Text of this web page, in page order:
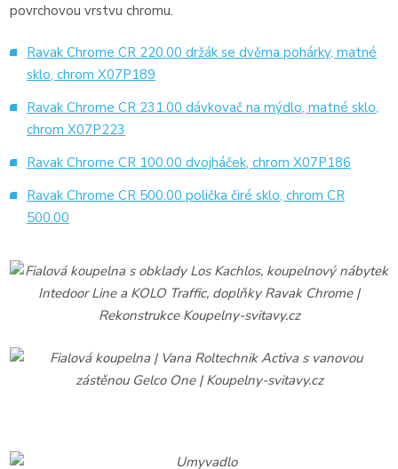
povrchovou vrstvu chromu.
Ravak Chrome CR 220.00 držák se dvěma pohárky, matné
sklo, chrom X07P189
Ravak Chrome CR 231.00 dávkovač na mýdlo, matné sklo,
chrom X07P223
Ravak Chrome CR 100.00 dvojháček, chrom X07P186
Ravak Chrome CR 500.00 polička čiré sklo, chrom CR
500.00